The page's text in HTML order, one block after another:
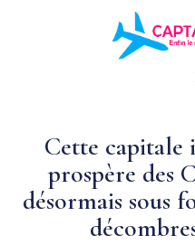
Cette capitale
prospère des
désormais sous